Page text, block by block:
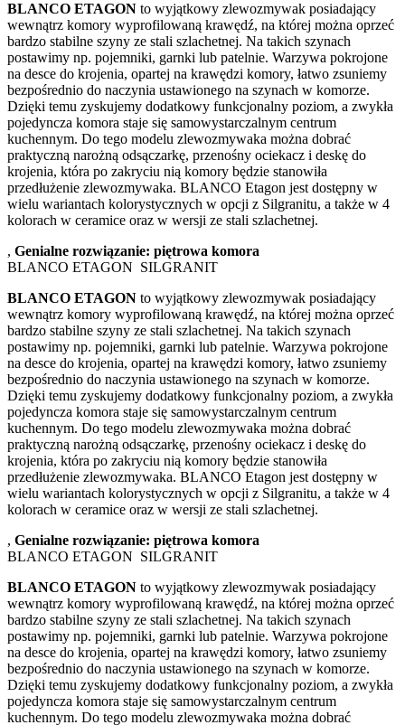
BLANCO ETAGON to wyjątkowy zlewozmywak posiadający
wewnątrz komory wyprofilowaną krawędź, na której można oprzeć
bardzo stabilne szyny ze stali szlachetnej. Na takich szynach
postawimy np. pojemniki, garnki lub patelnie. Warzywa pokrojone
na desce do krojenia, opartej na krawędzi komory, łatwo zsuniemy
bezpośrednio do naczynia ustawionego na szynach w komorze.
Dzięki temu zyskujemy dodatkowy funkcjonalny poziom, a zwykła
pojedyncza komora staje się samowystarczalnym centrum
kuchennym. Do tego modelu zlewozmywaka można dobrać
praktyczną narożną odsączarkę, przenośny ociekacz i deskę do
krojenia, która po zakryciu nią komory będzie stanowiła
przedłużenie zlewozmywaka. BLANCO Etagon jest dostępny w
wielu wariantach kolorystycznych w opcji z Silgranitu, a także w 4
kolorach w ceramice oraz w wersji ze stali szlachetnej.
, Genialne rozwiązanie: piętrowa komora
BLANCO ETAGON SILGRANIT
BLANCO ETAGON to wyjątkowy zlewozmywak posiadający
wewnątrz komory wyprofilowaną krawędź, na której można oprzeć
bardzo stabilne szyny ze stali szlachetnej. Na takich szynach
postawimy np. pojemniki, garnki lub patelnie. Warzywa pokrojone
na desce do krojenia, opartej na krawędzi komory, łatwo zsuniemy
bezpośrednio do naczynia ustawionego na szynach w komorze.
Dzięki temu zyskujemy dodatkowy funkcjonalny poziom, a zwykła
pojedyncza komora staje się samowystarczalnym centrum
kuchennym. Do tego modelu zlewozmywaka można dobrać
praktyczną narożną odsączarkę, przenośny ociekacz i deskę do
krojenia, która po zakryciu nią komory będzie stanowiła
przedłużenie zlewozmywaka. BLANCO Etagon jest dostępny w
wielu wariantach kolorystycznych w opcji z Silgranitu, a także w 4
kolorach w ceramice oraz w wersji ze stali szlachetnej.
, Genialne rozwiązanie: piętrowa komora
BLANCO ETAGON SILGRANIT
BLANCO ETAGON to wyjątkowy zlewozmywak posiadający
wewnątrz komory wyprofilowaną krawędź, na której można oprzeć
bardzo stabilne szyny ze stali szlachetnej. Na takich szynach
postawimy np. pojemniki, garnki lub patelnie. Warzywa pokrojone
na desce do krojenia, opartej na krawędzi komory, łatwo zsuniemy
bezpośrednio do naczynia ustawionego na szynach w komorze.
Dzięki temu zyskujemy dodatkowy funkcjonalny poziom, a zwykła
pojedyncza komora staje się samowystarczalnym centrum
kuchennym. Do tego modelu zlewozmywaka można dobrać